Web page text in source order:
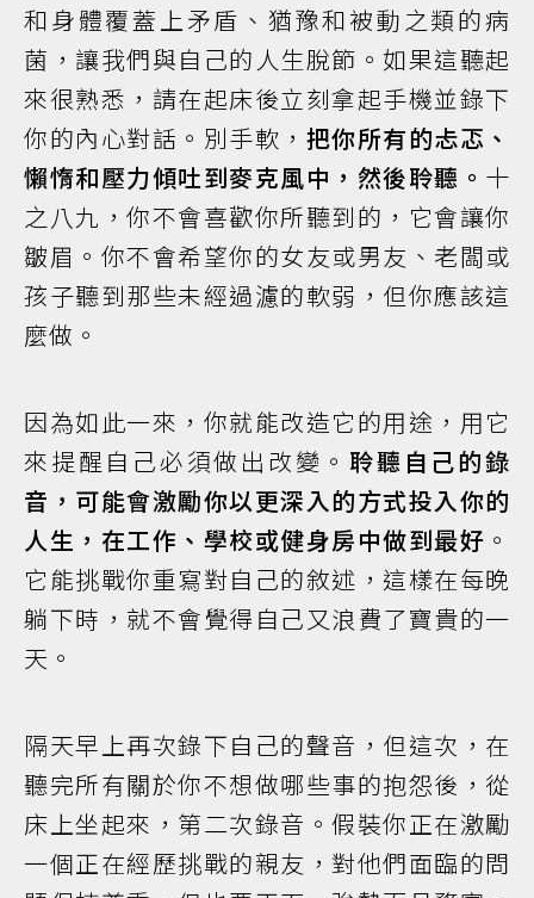
和身體覆蓋上矛盾、猶豫和被動之類的病
菌，讓我們與自己的人生脫節。如果這聽起
來很熟悉，請在起床後立刻拿起手機並錄下
你的內心對話。別手軟， 把你所有的忐忑、
懶惰和壓力傾吐到麥克風中，然後聆聽。 十
之八九，你不會喜歡你所聽到的，它會讓你
皺眉。你不會希望你的女友或男友、老闆或
孩子聽到那些未經過濾的軟弱，但你應該這
麼做。
因為如此一來，你就能改造它的用途，用它
來提醒自己必須做出改變。 聆聽自己的錄
音，可能會激勵你以更深入的方式投入你的
人生，在工作、學校或健身房中做到最好 。
它能挑戰你重寫對自己的敘述，這樣在每晚
躺下時，就不會覺得自己又浪費了寶貴的一
天。
隔天早上再次錄下自己的聲音，但這次，在
聽完所有關於你不想做哪些事的抱怨後，從
床上坐起來，第二次錄音。假裝你正在激勵
一個正在經歷挑戰的親友，對他們面臨的問